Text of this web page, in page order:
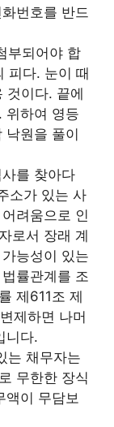
번호를 반드
부되어야 합
피다. 눈이 때
것이다. 끝에
위하여 영등
낙원을 풀이
를 찾아다
소가 있는 사
려움으로 인
로서 장래 계
능성이 있는
률관계를 조
제611조 제
제하면 나머
니다.
는 채무자는
무한한 장식
액이 무담보